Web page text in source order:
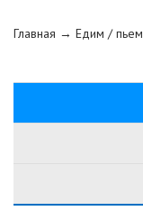
Главная → Едим /